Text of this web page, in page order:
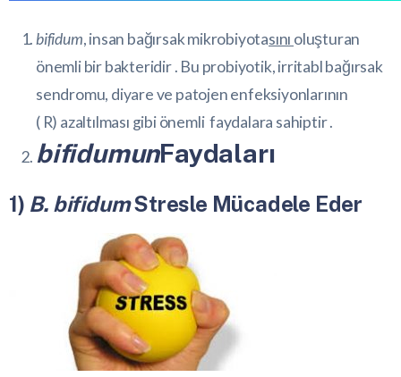
bifidum, insan bağırsak mikrobiyotasını oluşturan
önemli bir bakteridir . Bu probiyotik, irritabl bağırsak
sendromu, diyare ve patojen enfeksiyonlarının
( R) azaltılması gibi önemli faydalara sahiptir .
bifidumunFaydaları
1) B. bifidumStresle Mücadele Eder